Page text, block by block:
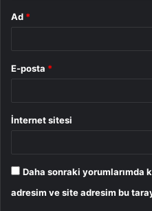
Ad *
E-posta *
İnternet sitesi
Daha sonraki yorumlarımda
adresim ve site adresim bu